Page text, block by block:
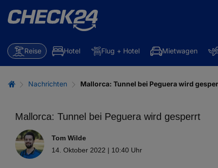
Reise Hotel Flug + Hotel Mietwagen
Nachrichten Mallorca: Tunnel bei Peguera wird
Mallorca: Tunnel bei Peguera wird gesperrt
Tom Wilde
14. Oktober 2022 | 10:40 Uhr